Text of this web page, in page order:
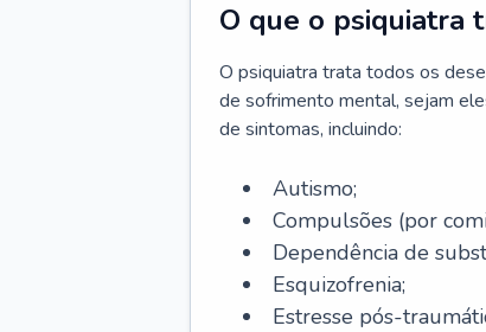
O que o psiquiatra
O psiquiatra trata todos os
de sofrimento mental, sejam
de sintomas, incluindo:
Autismo;
Compulsões (por
Dependência de
Esquizofrenia;
Estresse pós-